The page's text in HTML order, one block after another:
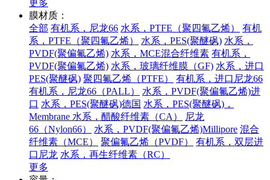
更多
膜材质：
全部 有机系，尼龙66 水系，PTFE（聚四氟乙烯）
有机
系，PTFE（聚四氟乙烯）
水系，PES(聚醚砜) 水系，
PVDF(聚偏氟乙烯) 水系，MCE混合纤维素 有机系，
PVDF(聚偏氟乙烯) 水系，玻璃纤维膜（GF) 水系，进口
PES(聚醚砜) 聚四氟乙烯（PTFE）
有机系，进口尼龙66
有机系，尼龙66（PALL）
水系，PVDF(聚偏氟乙烯)进
口 水系，PES(聚醚砜)德国 水系，PES(聚醚砜)，
Membrane 水系，醋酸纤维素（CA）
尼龙
66（Nylon66）
水系，PVDF(聚偏氟乙烯)Millipore 混合
纤维素（MCE）
聚偏氟乙烯（PVDF）
有机系，双层进
口尼龙 水系，再生纤维素（RC）
更多